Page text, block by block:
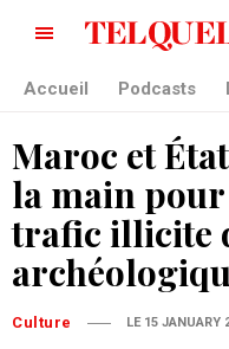
Accueil Podcasts
Maroc et
la main
trafic illicite
Culture LE 15 JANUARY